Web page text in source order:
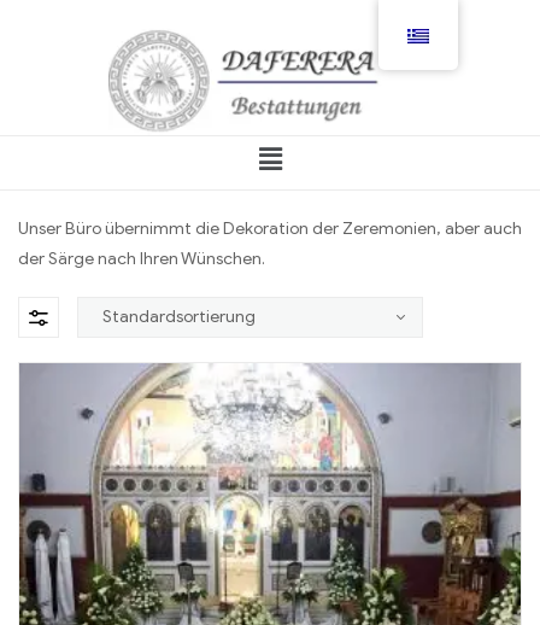
Unser Büro übernimmt die Dekoration der Zeremonien, aber auch
der Särge nach Ihren Wünschen.